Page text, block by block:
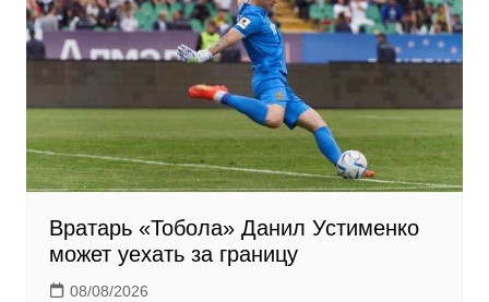
Вратарь «Тобола» Данил Устименко
может уехать за границу
08/08/2026